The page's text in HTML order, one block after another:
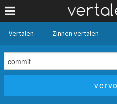
Vertalen Zinnen vertalen